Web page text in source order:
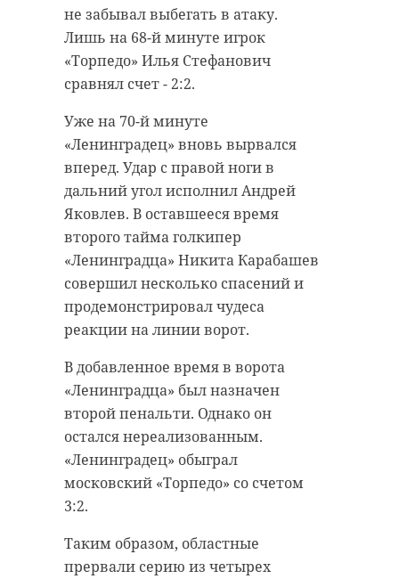
не забывал выбегать в атаку.
Лишь на 68-й минуте игрок
«Торпедо» Илья Стефанович
сравнял счет - 2:2.
Уже на 70-й минуте
«Ленинградец» вновь вырвался
вперед. Удар с правой ноги в
дальний угол исполнил Андрей
Яковлев. В оставшееся время
второго тайма голкипер
«Ленинградца» Никита Карабашев
совершил несколько спасений и
продемонстрировал чудеса
реакции на линии ворот.
В добавленное время в ворота
«Ленинградца» был назначен
второй пенальти. Однако он
остался нереализованным.
«Ленинградец» обыграл
московский «Торпедо» со счетом
3:2.
Таким образом, областные
прервали серию из четырех